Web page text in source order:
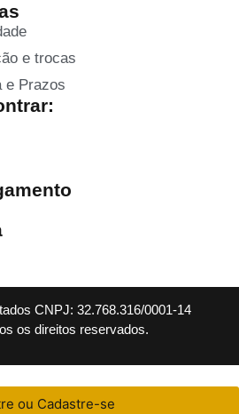
e trocas
e Prazos
CNPJ: 32.768.316/0001-14
os direitos reservados.
ou Cadastre-se